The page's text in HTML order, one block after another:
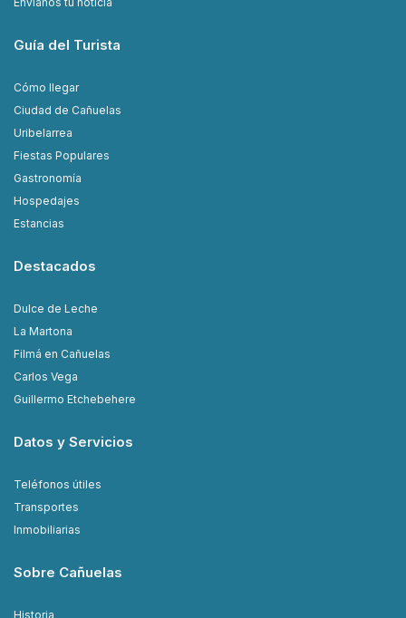
Guía del Turista
Cómo llegar
Ciudad de Cañuelas
Uribelarrea
Fiestas Populares
Gastronomía
Hospedajes
Estancias
Destacados
Dulce de Leche
La Martona
Filmá en Cañuelas
Carlos Vega
Guillermo Etchebehere
Datos y Servicios
Teléfonos útiles
Transportes
Inmobiliarias
Sobre Cañuelas
Historia